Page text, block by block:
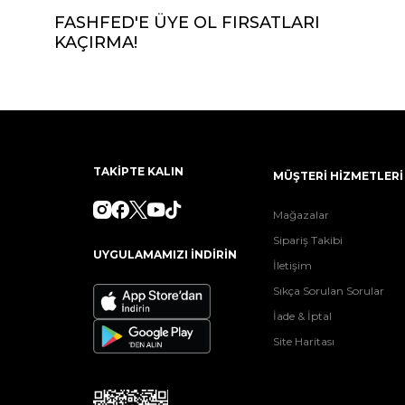
FASHFED'E ÜYE OL FIRSATLARI
KAÇIRMA!
TAKİPTE KALIN
UYGULAMAMIZI İNDİRİN
MÜŞTERİ HİZMETLERİ
Mağazalar
Sipariş Takibi
İletişim
Sıkça Sorulan Sorular
İade & İptal
Site Haritası